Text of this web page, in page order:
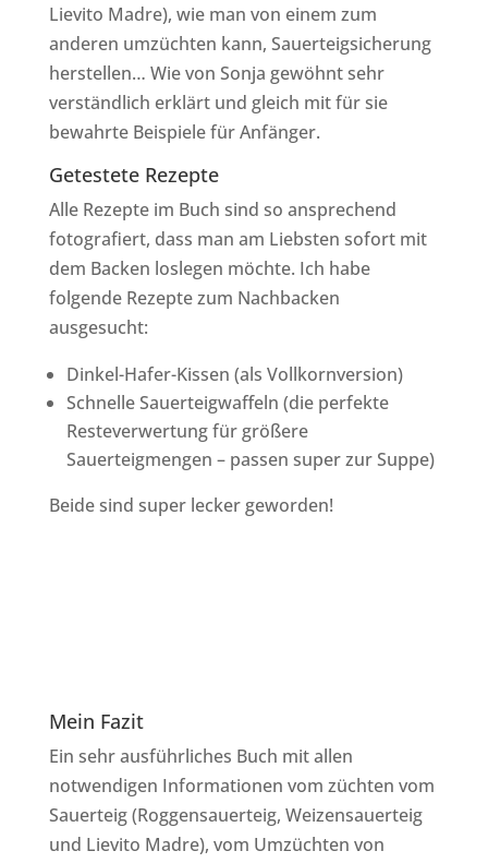
Lievito Madre), wie man von einem zum
anderen umzüchten kann, Sauerteigsicherung
herstellen… Wie von Sonja gewöhnt sehr
verständlich erklärt und gleich mit für sie
bewahrte Beispiele für Anfänger.
Getestete Rezepte
Alle Rezepte im Buch sind so ansprechend
fotografiert, dass man am Liebsten sofort mit
dem Backen loslegen möchte. Ich habe
folgende Rezepte zum Nachbacken
ausgesucht:
Dinkel-Hafer-Kissen (als Vollkornversion)
Schnelle Sauerteigwaffeln (die perfekte
Resteverwertung für größere
Sauerteigmengen – passen super zur Suppe)
Beide sind super lecker geworden!
Mein Fazit
Ein sehr ausführliches Buch mit allen
notwendigen Informationen vom züchten vom
Sauerteig (Roggensauerteig, Weizensauerteig
und Lievito Madre), vom Umzüchten von